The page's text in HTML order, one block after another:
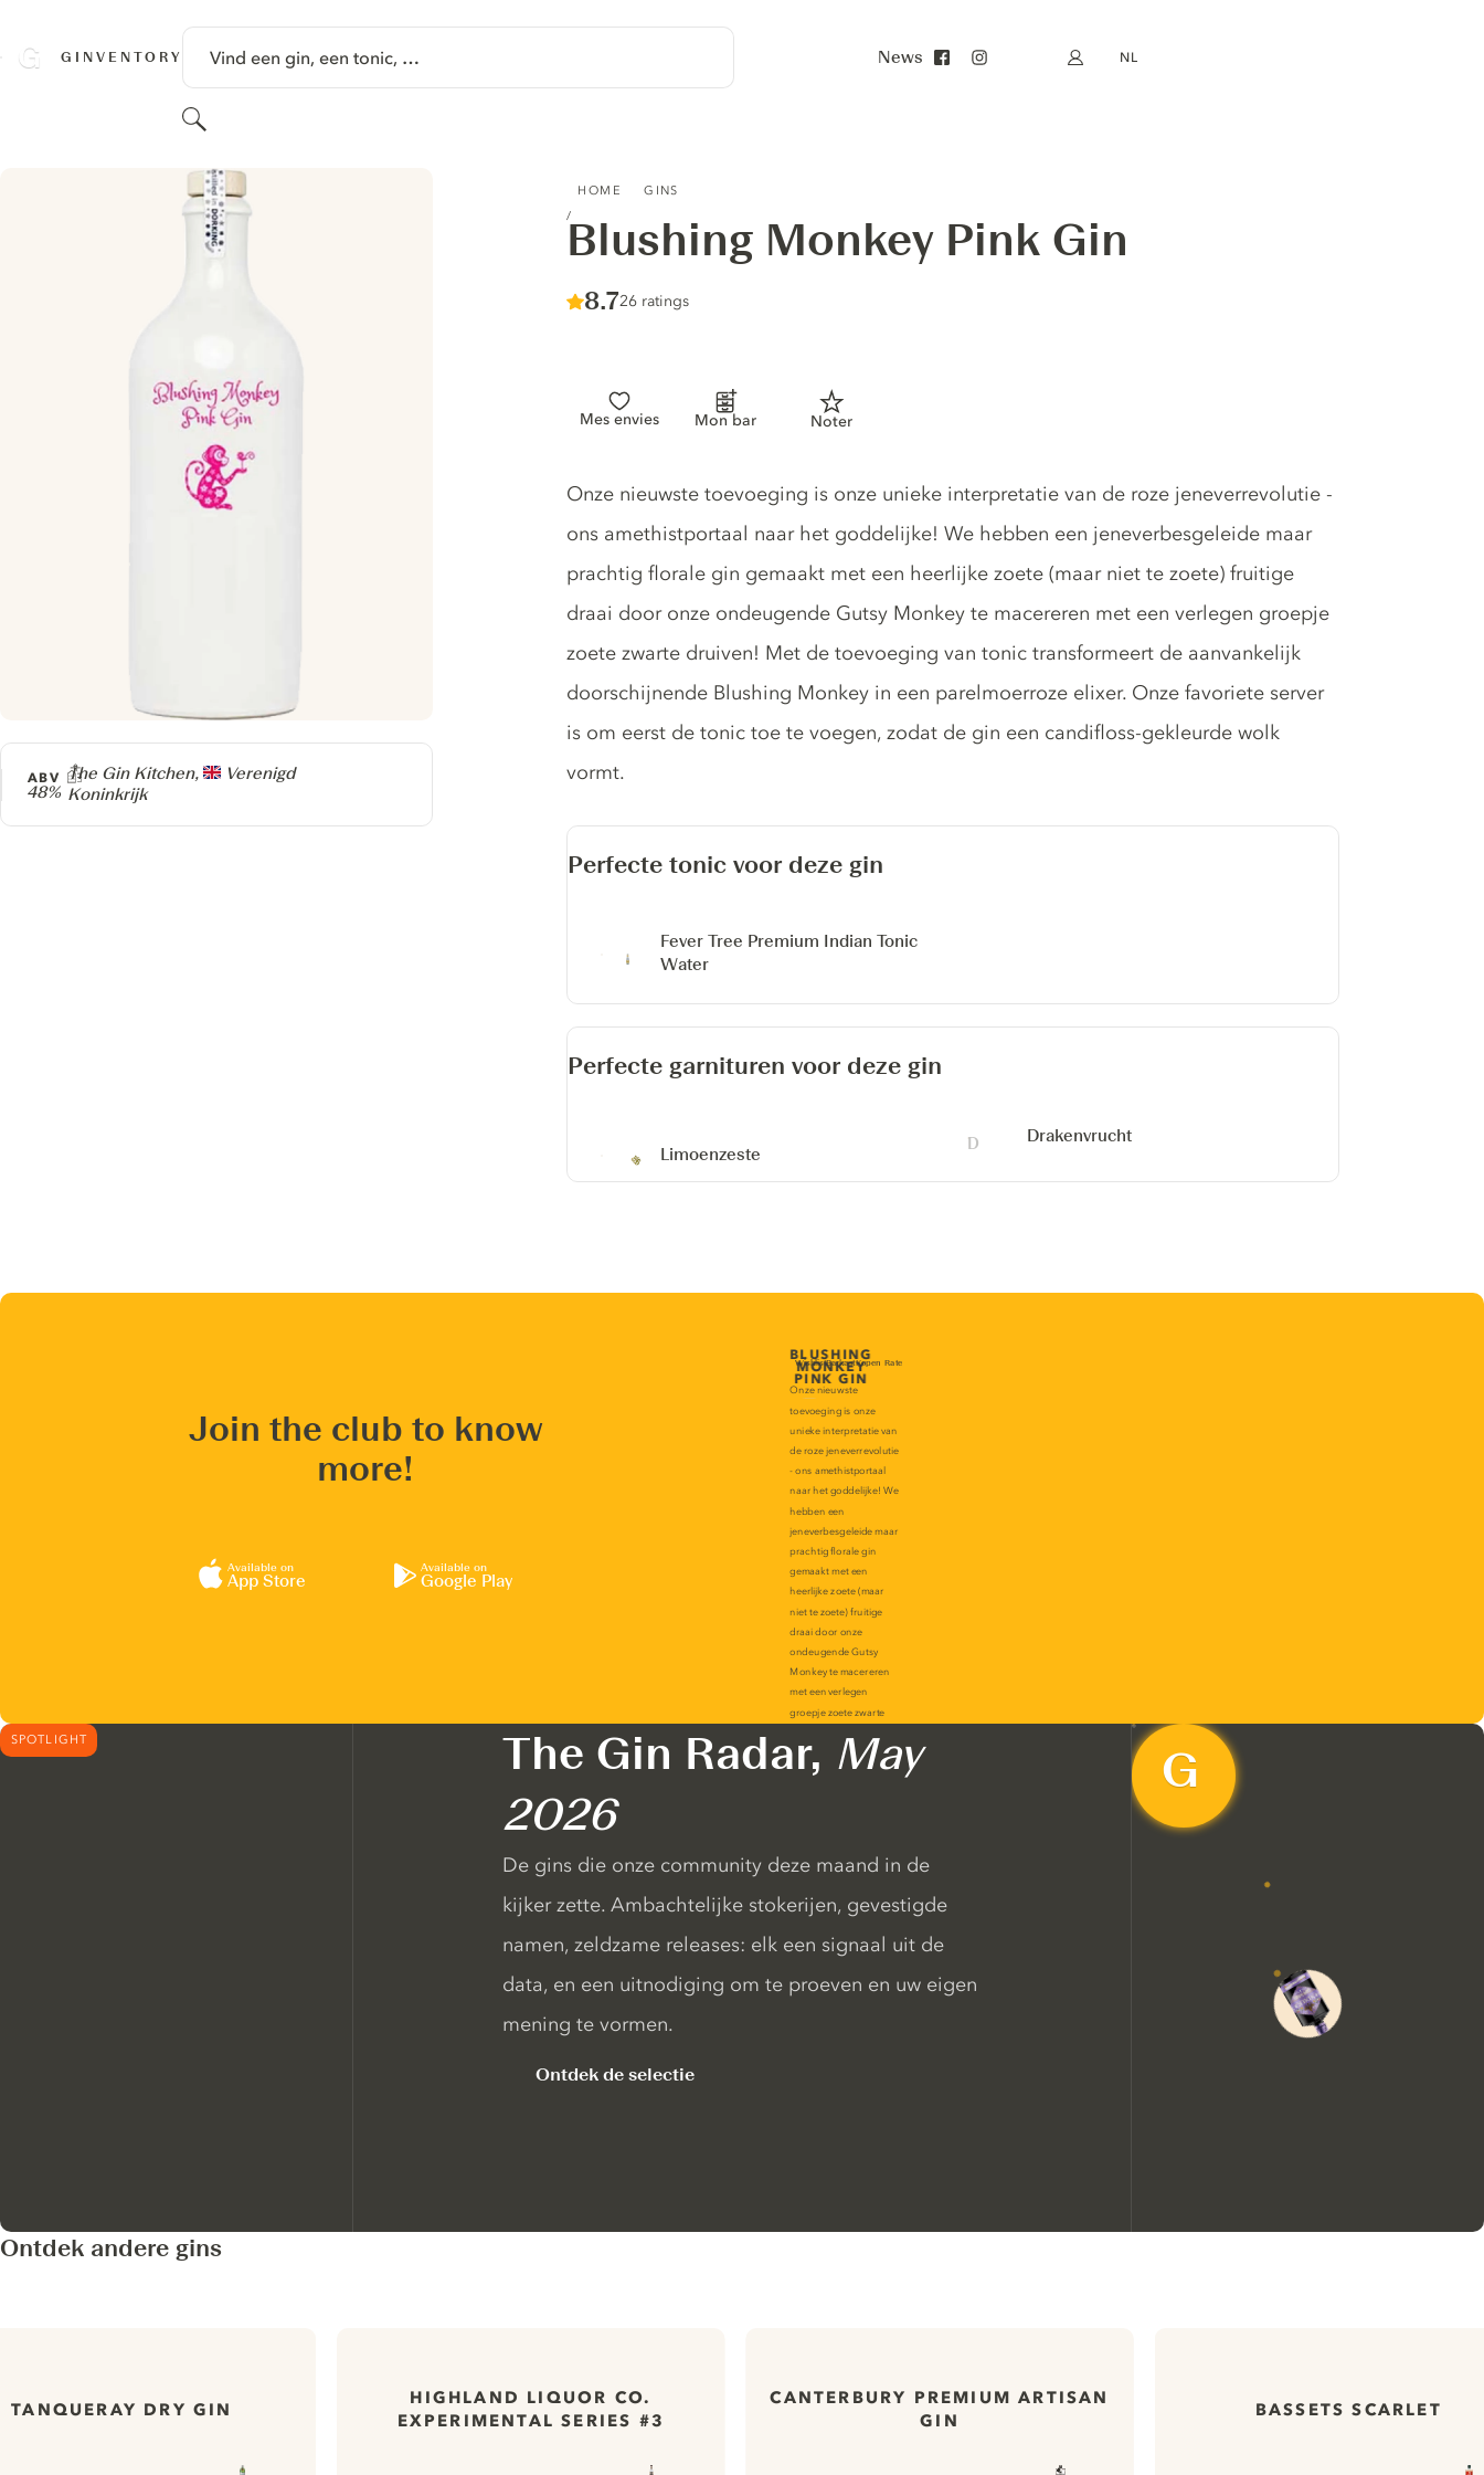
GINVENTORY Vind een gin, een tonic, …
Zoeken
News Mijn account
NL
HOME GINS
Blushing Monkey Pink Gin
Score :
8.7/ 10
26 ratings
Mes envies Mon bar Noter
Producer
The Gin Kitchen,
Verenigd
Koninkrijk
ABV
48%
Gin description
Onze nieuwste toevoeging is onze unieke interpretatie van de roze jeneverrevolutie -
ons amethistportaal naar het goddelijke! We hebben een jeneverbesgeleide maar
prachtig florale gin gemaakt met een heerlijke zoete (maar niet te zoete) fruitige
draai door onze ondeugende Gutsy Monkey te macereren met een verlegen groepje
zoete zwarte druiven! Met de toevoeging van tonic transformeert de aanvankelijk
doorschijnende Blushing Monkey in een parelmoerroze elixer. Onze favoriete server
is om eerst de tonic toe te voegen, zodat de gin een candifloss-gekleurde wolk
vormt.
Perfecte tonic voor deze gin
Fever Tree Premium Indian Tonic
Water
Perfecte garnituren voor deze gin
Limoenzeste
Drakenvrucht
Join the club to know
more!
Available on
App Store
Available on
Google Play
SPOTLIGHT The Gin Radar, May
2026
De gins die onze community deze maand in de
kijker zette. Ambachtelijke stokerijen, gevestigde
namen, zeldzame releases: elk een signaal uit de
data, en een uitnodiging om te proeven en uw eigen
mening te vormen.
Ontdek de selectie
Ontdek andere gins
TANQUERAY DRY GIN
HIGHLAND LIQUOR CO.
EXPERIMENTAL SERIES #3
CANTERBURY PREMIUM ARTISAN
GIN
BASSETS SCARLET
onze website te verbeteren.